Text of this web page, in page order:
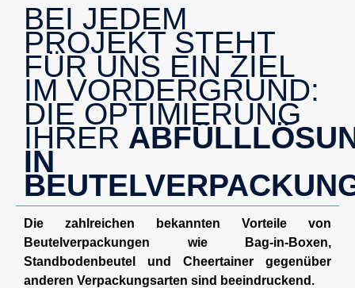
Die zahlreichen bekannten Vorteile von
Beutelverpackungen wie Bag-in-Boxen,
Standbodenbeutel und Cheertainer gegenüber
anderen Verpackungsarten sind beeindruckend.
BEI JEDEM
PROJEKT STEHT
FÜR UNS EIN ZIEL
IM VORDERGRUND:
DIE OPTIMIERUNG
IHRER
IN